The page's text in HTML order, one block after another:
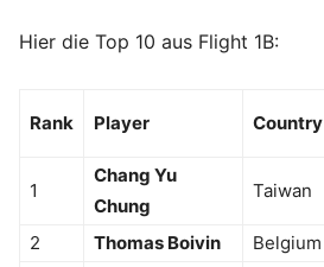
Hier die Top 10 aus Flight 1B:
Rank Player Country
1
Chang Yu
Chung
Taiwan
2 Thomas Boivin Belgium